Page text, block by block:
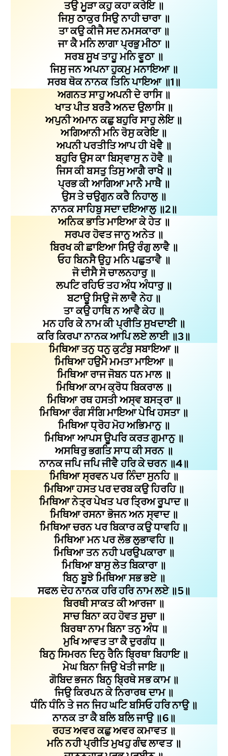
ਤਉ ਮੂੜਾ ਕਹੁ ਕਹਾ ਕਰੇਇ ॥
ਜਿਸੁ ਠਾਕੁਰ ਸਿਉ ਨਾਹੀ ਚਾਰਾ ॥
ਤਾ ਕਉ ਕੀਜੈ ਸਦ ਨਮਸਕਾਰਾ ॥
ਜਾ ਕੈ ਮਨਿ ਲਾਗਾ ਪ੍ਰਭੁ ਮੀਠਾ ॥
ਸਰਬ ਸੂਖ ਤਾਹੂ ਮਨਿ ਵੂਠਾ ॥
ਜਿਸੁ ਜਨ ਅਪਨਾ ਹੁਕਮੁ ਮਨਾਇਆ ॥
ਸਰਬ ਥੋਕ ਨਾਨਕ ਤਿਨਿ ਪਾਇਆ ॥1॥
ਅਗਨਤ ਸਾਹੁ ਅਪਨੀ ਦੇ ਰਾਸਿ ॥
ਖਾਤ ਪੀਤ ਬਰਤੈ ਅਨਦ ਉਲਾਸਿ ॥
ਅਪੁਨੀ ਅਮਾਨ ਕਛੁ ਬਹੁਰਿ ਸਾਹੁ ਲੇਇ ॥
ਅਗਿਆਨੀ ਮਨਿ ਰੋਸੁ ਕਰੇਇ ॥
ਅਪਨੀ ਪਰਤੀਤਿ ਆਪ ਹੀ ਖੋਵੈ ॥
ਬਹੁਰਿ ਉਸ ਕਾ ਬਿਸ੍ਵਾਸੁ ਨ ਹੋਵੈ ॥
ਜਿਸ ਕੀ ਬਸਤੁ ਤਿਸੁ ਆਗੈ ਰਾਖੈ ॥
ਪ੍ਰਭ ਕੀ ਆਗਿਆ ਮਾਨੈ ਮਾਥੈ ॥
ਉਸ ਤੇ ਚਉਗੁਨ ਕਰੈ ਨਿਹਾਲੁ ॥
ਨਾਨਕ ਸਾਹਿਬੁ ਸਦਾ ਦਇਆਲੁ ॥2॥
ਅਨਿਕ ਭਾਤਿ ਮਾਇਆ ਕੇ ਹੇਤ ॥
ਸਰਪਰ ਹੋਵਤ ਜਾਨੁ ਅਨੇਤ ॥
ਬਿਰਖ ਕੀ ਛਾਇਆ ਸਿਉ ਰੰਗੁ ਲਾਵੈ ॥
ਓਹ ਬਿਨਸੈ ਉਹੁ ਮਨਿ ਪਛੁਤਾਵੈ ॥
ਜੋ ਦੀਸੈ ਸੋ ਚਾਲਨਹਾਰੁ ॥
ਲਪਟਿ ਰਹਿਓ ਤਹ ਅੰਧ ਅੰਧਾਰੁ ॥
ਬਟਾਊ ਸਿਉ ਜੋ ਲਾਵੈ ਨੇਹ ॥
ਤਾ ਕਉ ਹਾਥਿ ਨ ਆਵੈ ਕੇਹ ॥
ਮਨ ਹਰਿ ਕੇ ਨਾਮ ਕੀ ਪ੍ਰੀਤਿ ਸੁਖਦਾਈ ॥
ਕਰਿ ਕਿਰਪਾ ਨਾਨਕ ਆਪਿ ਲਏ ਲਾਈ ॥3॥
ਮਿਥਿਆ ਤਨੁ ਧਨੁ ਕੁਟੰਬੁ ਸਬਾਇਆ ॥
ਮਿਥਿਆ ਹਉਮੈ ਮਮਤਾ ਮਾਇਆ ॥
ਮਿਥਿਆ ਰਾਜ ਜੋਬਨ ਧਨ ਮਾਲ ॥
ਮਿਥਿਆ ਕਾਮ ਕ੍ਰੋਧ ਬਿਕਰਾਲ ॥
ਮਿਥਿਆ ਰਥ ਹਸਤੀ ਅਸ੍ਵ ਬਸਤ੍ਰਾ ॥
ਮਿਥਿਆ ਰੰਗ ਸੰਗਿ ਮਾਇਆ ਪੇਖਿ ਹਸਤਾ ॥
ਮਿਥਿਆ ਧ੍ਰੋਹ ਮੋਹ ਅਭਿਮਾਨੁ ॥
ਮਿਥਿਆ ਆਪਸ ਊਪਰਿ ਕਰਤ ਗੁਮਾਨੁ ॥
ਅਸਥਿਰੁ ਭਗਤਿ ਸਾਧ ਕੀ ਸਰਨ ॥
ਨਾਨਕ ਜਪਿ ਜਪਿ ਜੀਵੈ ਹਰਿ ਕੇ ਚਰਨ ॥4॥
ਮਿਥਿਆ ਸ੍ਰਵਨ ਪਰ ਨਿੰਦਾ ਸੁਨਹਿ ॥
ਮਿਥਿਆ ਹਸਤ ਪਰ ਦਰਬ ਕਉ ਹਿਰਹਿ ॥
ਮਿਥਿਆ ਨੇਤ੍ਰ ਪੇਖਤ ਪਰ ਤ੍ਰਿਅ ਰੂਪਾਦ ॥
ਮਿਥਿਆ ਰਸਨਾ ਭੋਜਨ ਅਨ ਸ੍ਵਾਦ ॥
ਮਿਥਿਆ ਚਰਨ ਪਰ ਬਿਕਾਰ ਕਉ ਧਾਵਹਿ ॥
ਮਿਥਿਆ ਮਨ ਪਰ ਲੋਭ ਲੁਭਾਵਹਿ ॥
ਮਿਥਿਆ ਤਨ ਨਹੀ ਪਰਉਪਕਾਰਾ ॥
ਮਿਥਿਆ ਬਾਸੁ ਲੇਤ ਬਿਕਾਰਾ ॥
ਬਿਨੁ ਬੂਝੇ ਮਿਥਿਆ ਸਭ ਭਏ ॥
ਸਫਲ ਦੇਹ ਨਾਨਕ ਹਰਿ ਹਰਿ ਨਾਮ ਲਏ ॥5॥
ਬਿਰਥੀ ਸਾਕਤ ਕੀ ਆਰਜਾ ॥
ਸਾਚ ਬਿਨਾ ਕਹ ਹੋਵਤ ਸੂਚਾ ॥
ਬਿਰਥਾ ਨਾਮ ਬਿਨਾ ਤਨੁ ਅੰਧ ॥
ਮੁਖਿ ਆਵਤ ਤਾ ਕੈ ਦੁਰਗੰਧ ॥
ਬਿਨੁ ਸਿਮਰਨ ਦਿਨੁ ਰੈਨਿ ਬ੍ਰਿਥਾ ਬਿਹਾਇ ॥
ਮੇਘ ਬਿਨਾ ਜਿਉ ਖੇਤੀ ਜਾਇ ॥
ਗੋਬਿਦ ਭਜਨ ਬਿਨੁ ਬ੍ਰਿਥੇ ਸਭ ਕਾਮ ॥
ਜਿਉ ਕਿਰਪਨ ਕੇ ਨਿਰਾਰਥ ਦਾਮ ॥
ਧੰਨਿ ਧੰਨਿ ਤੇ ਜਨ ਜਿਹ ਘਟਿ ਬਸਿਓ ਹਰਿ ਨਾਉ ॥
ਨਾਨਕ ਤਾ ਕੈ ਬਲਿ ਬਲਿ ਜਾਉ ॥6॥
ਰਹਤ ਅਵਰ ਕਛੁ ਅਵਰ ਕਮਾਵਤ ॥
ਮਨਿ ਨਹੀ ਪ੍ਰੀਤਿ ਮੁਖਹੁ ਗੰਢ ਲਾਵਤ ॥